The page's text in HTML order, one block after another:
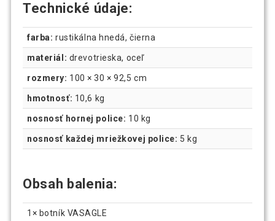
Technické údaje:
farba: rustikálna hnedá, čierna
materiál: drevotrieska, oceľ
rozmery: 100 × 30 × 92,5 cm
hmotnosť: 10,6 kg
nosnosť hornej police: 10 kg
nosnosť každej mriežkovej police: 5 kg
Obsah balenia:
1× botník VASAGLE